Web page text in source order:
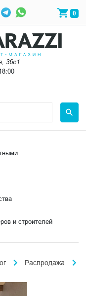
0
36с1
и строителей
Распродажа